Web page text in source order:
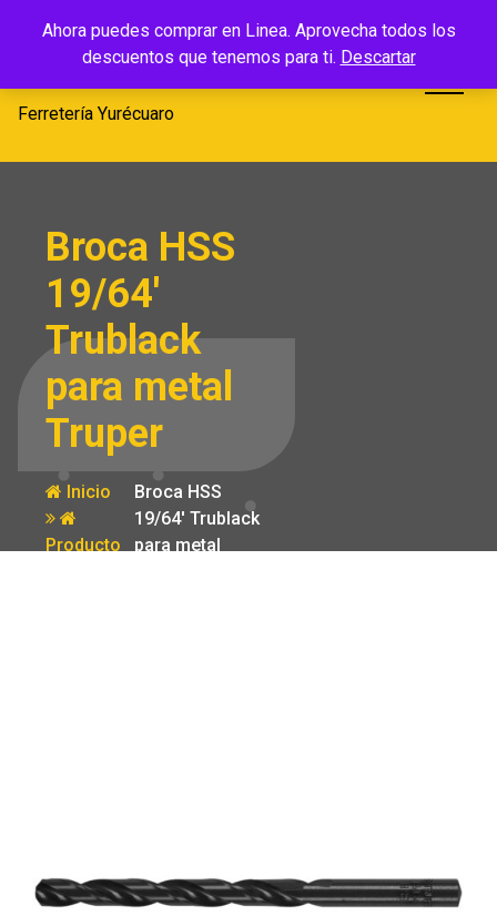
Ahora puedes comprar en Linea. Aprovecha todos los
descuentos que tenemos para ti. Descartar
Ferretería
Yurécuaro
Ferretería Yurécuaro
Broca HSS
19/64′
Trublack
para metal
Truper
Inicio
Producto
Broca HSS
19/64′ Trublack
para metal